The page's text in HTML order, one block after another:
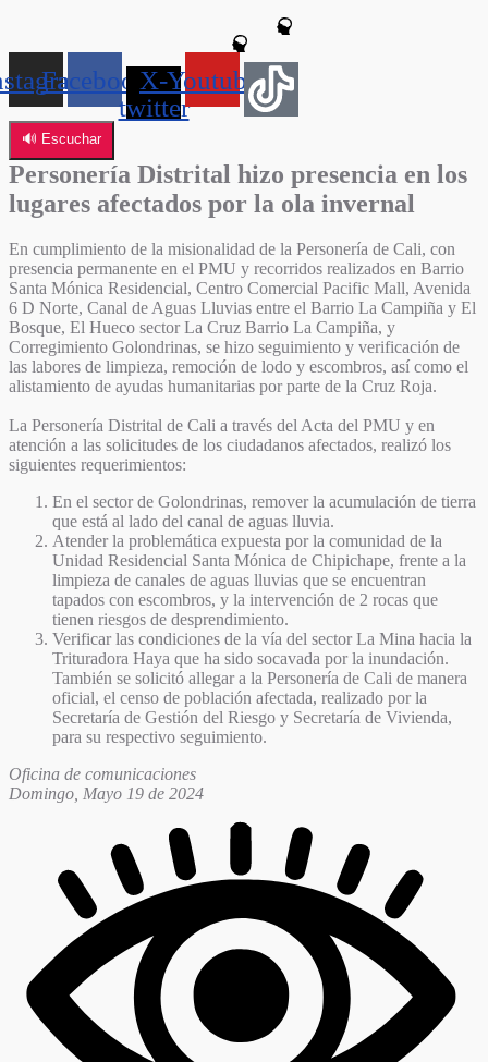
FacebookX-
twitter
Youtube
🔊 Escuchar
Personería Distrital hizo presencia en los
lugares afectados por la ola invernal
En cumplimiento de la misionalidad de la Personería de Cali, con
presencia permanente en el PMU y recorridos realizados en Barrio
Santa Mónica Residencial, Centro Comercial Pacific Mall, Avenida
6 D Norte, Canal de Aguas Lluvias entre el Barrio La Campiña y El
Bosque, El Hueco sector La Cruz Barrio La Campiña, y
Corregimiento Golondrinas, se hizo seguimiento y verificación de
las labores de limpieza, remoción de lodo y escombros, así como el
alistamiento de ayudas humanitarias por parte de la Cruz Roja.
La Personería Distrital de Cali a través del Acta del PMU y en
atención a las solicitudes de los ciudadanos afectados, realizó los
siguientes requerimientos:
En el sector de Golondrinas, remover la acumulación de tierra
que está al lado del canal de aguas lluvia.
Atender la problemática expuesta por la comunidad de la
Unidad Residencial Santa Mónica de Chipichape, frente a la
limpieza de canales de aguas lluvias que se encuentran
tapados con escombros, y la intervención de 2 rocas que
tienen riesgos de desprendimiento.
Verificar las condiciones de la vía del sector La Mina hacia la
Trituradora Haya que ha sido socavada por la inundación.
También se solicitó allegar a la Personería de Cali de manera
oficial, el censo de población afectada, realizado por la
Secretaría de Gestión del Riesgo y Secretaría de Vivienda,
para su respectivo seguimiento.
Oficina de comunicaciones
Domingo, Mayo 19 de 2024